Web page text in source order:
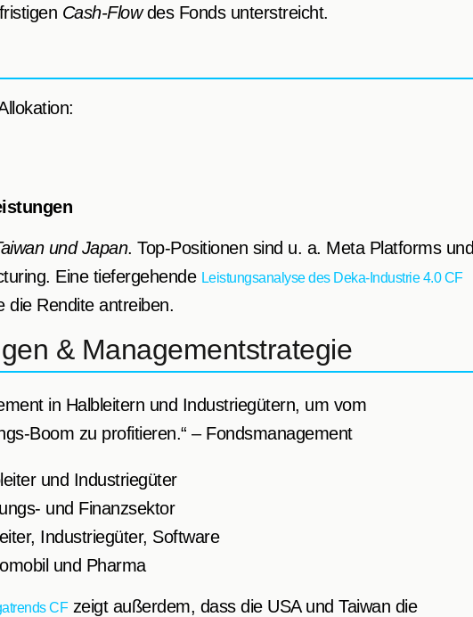
Cash-Flowdes Fonds unterstreicht.
und Japan. Top-Positionen sind u. a. Meta Platforms und
Eine tiefergehende Leistungsanalyse des Deka-Industrie 4.0 CF
die Rendite antreiben.
& Managementstrategie
in Halbleitern und Industriegütern, um vom
Boom zu profitieren.“ – Fondsmanagement
und Industriegüter
und Finanzsektor
Industriegüter, Software
und Pharma
CFzeigt außerdem, dass die USA und Taiwan die